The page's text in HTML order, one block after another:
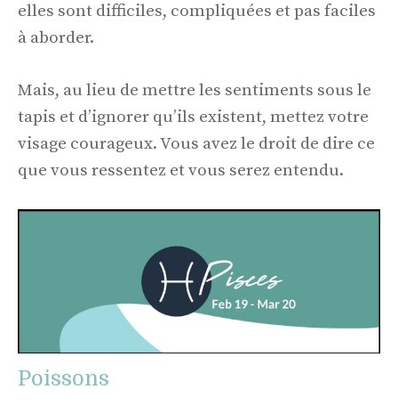
elles sont difficiles, compliquées et pas faciles
à aborder.
Mais, au lieu de mettre les sentiments sous le
tapis et d’ignorer qu’ils existent, mettez votre
visage courageux. Vous avez le droit de dire ce
que vous ressentez et vous serez entendu.
Poissons